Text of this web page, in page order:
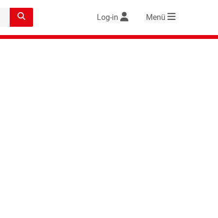
Log-in Menü